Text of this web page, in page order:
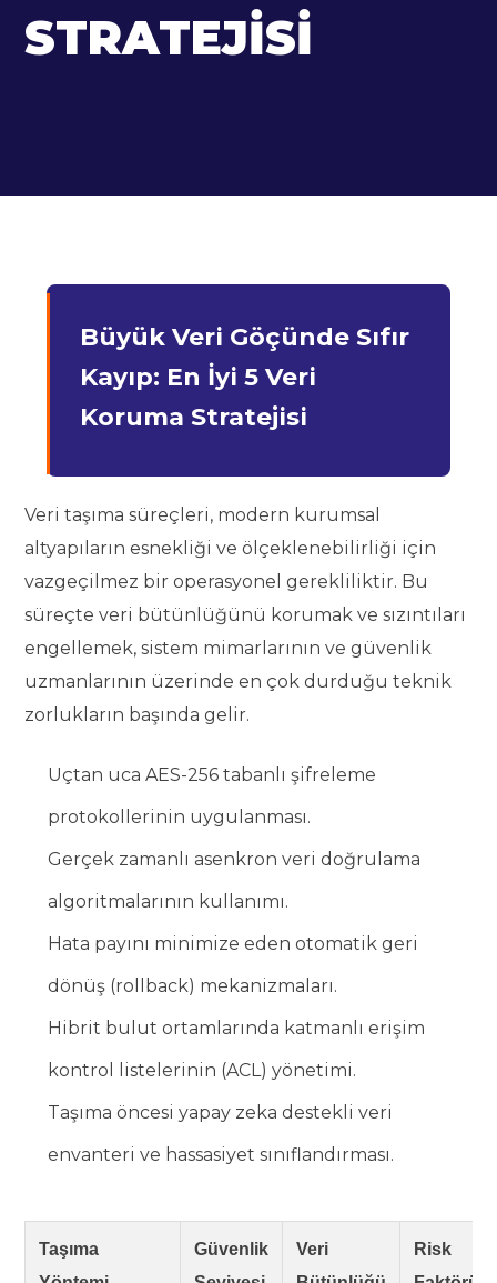
STRATEJISI
Büyük Veri Göçünde Sıfır
Kayıp: En İyi 5 Veri
Koruma Stratejisi
Veri taşıma süreçleri, modern kurumsal
altyapıların esnekliği ve ölçeklenebilirliği için
vazgeçilmez bir operasyonel gerekliliktir. Bu
süreçte veri bütünlüğünü korumak ve sızıntıları
engellemek, sistem mimarlarının ve güvenlik
uzmanlarının üzerinde en çok durduğu teknik
zorlukların başında gelir.
Uçtan uca AES-256 tabanlı şifreleme
protokollerinin uygulanması.
Gerçek zamanlı asenkron veri doğrulama
algoritmalarının kullanımı.
Hata payını minimize eden otomatik geri
dönüş (rollback) mekanizmaları.
Hibrit bulut ortamlarında katmanlı erişim
kontrol listelerinin (ACL) yönetimi.
Taşıma öncesi yapay zeka destekli veri
envanteri ve hassasiyet sınıflandırması.
Taşıma
Güvenlik
Veri
Risk